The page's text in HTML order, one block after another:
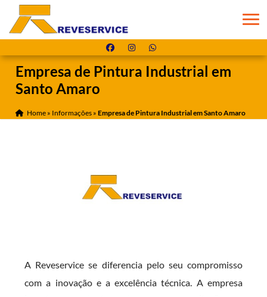
Empresa de Pintura Industrial em
Santo Amaro
Home » Informações »Empresa de Pintura Industrial em Santo Amaro
A Reveservice se diferencia pelo seu compromisso
com a inovação e a excelência técnica. A empresa